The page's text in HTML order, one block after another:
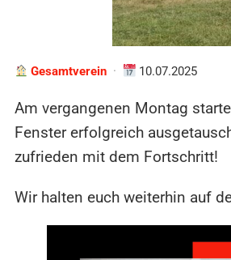
Gesamtverein · 10.07.2025
Am vergangenen Montag
Fenster erfolgreich
zufrieden mit dem Fortschritt!
Wir halten euch weiterhin auf